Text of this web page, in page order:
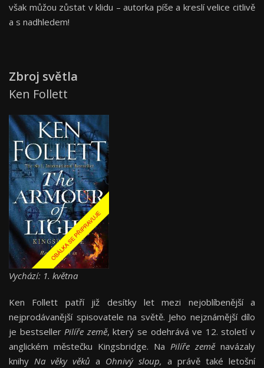
však můžou zůstat v klidu – autorka píše a kreslí velice citlivě
a s nadhledem!
Zbroj světla
Ken Follett
Vychází: 1. května
Ken Follett patří již desítky let mezi nejoblíbenější a
nejprodávanější spisovatele na světě. Jeho nejznámější dílo
je bestsellerPilíře země, který se odehrává ve 12. století v
anglickém městečku Kingsbridge. Na Pilíře zeměnavázaly
knihy Na věky věků a Ohnivý sloup, a právě také letošní